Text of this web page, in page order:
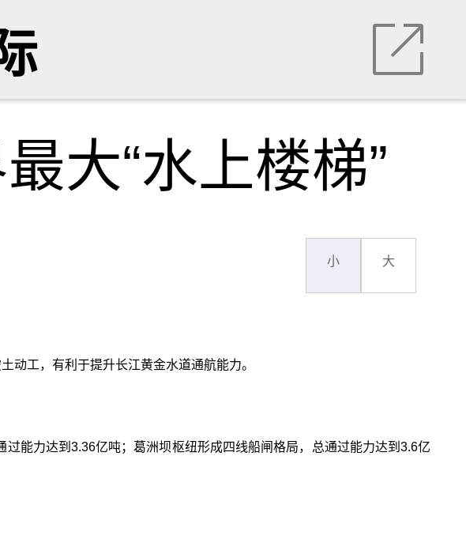
大“水上楼梯”
小 大
动工，有利于提升长江黄金水道通航能力。
能力达到3.36亿吨；葛洲坝枢纽形成四线船闸格局，总通过能力达到3.6亿